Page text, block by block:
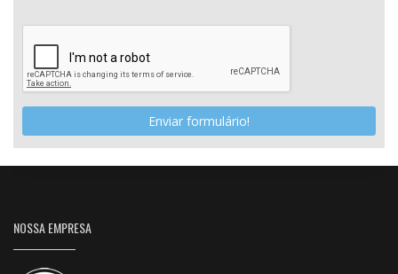
Enviar formulário!
NOSSA EMPRESA